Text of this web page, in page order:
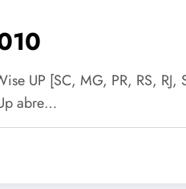
UP [SC, MG, PR, RS, RJ,
abre…